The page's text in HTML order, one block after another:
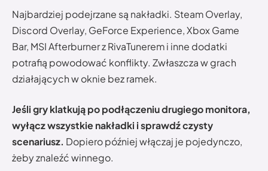
Najbardziej podejrzane są nakładki. Steam Overlay,
Discord Overlay, GeForce Experience, Xbox Game
Bar, MSI Afterburner z RivaTunerem i inne dodatki
potrafią powodować konflikty. Zwłaszcza w grach
działających w oknie bez ramek.
Jeśli gry klatkują po podłączeniu drugiego monitora,
wyłącz wszystkie nakładki i sprawdź czysty
scenariusz. Dopiero później włączaj je pojedynczo,
żeby znaleźć winnego.